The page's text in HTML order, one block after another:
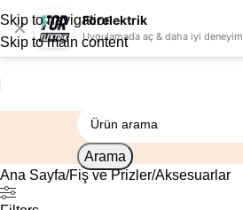
✕ Forelektrik
Uygulamada aç & daha iyi deneyim
Skip to navigation
Skip to main content
Arama
Ana Sayfa Fiş ve Prizler Aksesuarlar